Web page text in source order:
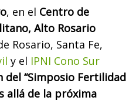
, en el Centro de
Alto Rosario
Rosario, Santa Fe,
y el IPNI Cono Sur
del “Simposio Fertilidad
allá de la próxima